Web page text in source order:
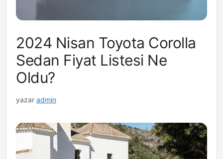
2024 Nisan Toyota Corolla
Sedan Fiyat Listesi Ne
Oldu?
yazar admin